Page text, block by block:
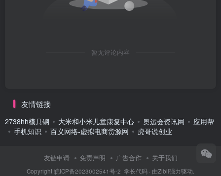
暂无评论内容
友情链接
2738hh模具钢 大米和小米儿童康复中心 奥运会资讯网
应用帮
手机知识
百义网络-虚拟电商货源网 虎哥说创业
友链申请 免责声明 广告合作 关于我们
Copyright皖ICP备2023002541号-2 学长代码 · 由Zibll强力驱动.